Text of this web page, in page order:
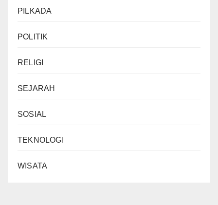
PILKADA
POLITIK
RELIGI
SEJARAH
SOSIAL
TEKNOLOGI
WISATA